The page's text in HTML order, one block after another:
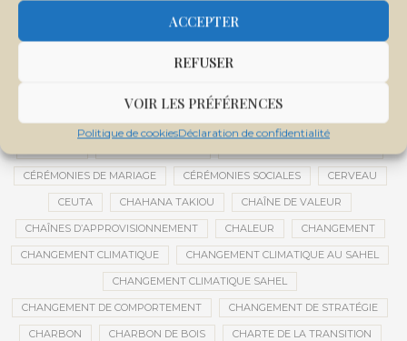
ACCEPTER
REFUSER
VOIR LES PRÉFÉRENCES
Politique de cookiesDéclaration de confidentialité
CENTRE DE SANTÉ COMMUNAUTAIRE
CENTRE INTERNATIONAL DE CONFÉRENCES DE BAMAKO
CENTRE MALI
CENTRE NATIONAL DES EXAMENS ET CONCOURS DE L’ÉDUCATION
CENTRES DE DONNÉES CERCLE DE RÉFLEXION À DISTANCE
CÉRÉMONIES DE MARIAGE CÉRÉMONIES SOCIALES CERVEAU
CEUTA CHAHANA TAKIOU CHAÎNE DE VALEUR
CHAÎNES D’APPROVISIONNEMENT CHALEUR CHANGEMENT
CHANGEMENT CLIMATIQUE CHANGEMENT CLIMATIQUE AU SAHEL
CHANGEMENT CLIMATIQUE SAHEL
CHANGEMENT DE COMPORTEMENT CHANGEMENT DE STRATÉGIE
CHARBON CHARBON DE BOIS CHARTE DE LA TRANSITION